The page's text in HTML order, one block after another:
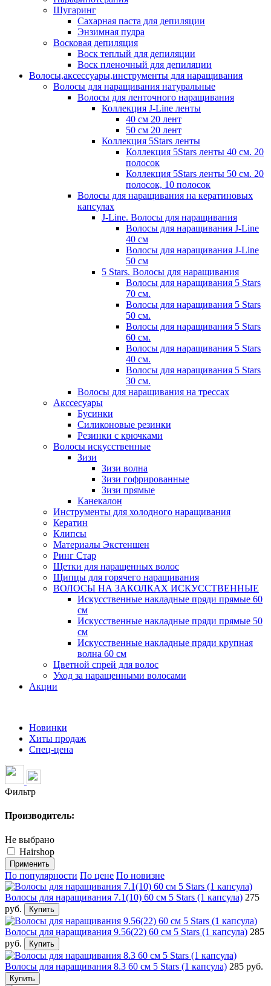
Шугаринг
Сахарная паста для депиляции
Энзимная пудра
Восковая депиляция
Воск теплый для депиляции
Воск пленочный для депиляции
Волосы,аксессуары,инструменты для наращивания
Волосы для наращивания натуральные
Волосы для ленточного наращивания
Коллекция J-Line ленты
40 см 20 лент
50 см 20 лент
Коллекция 5Stars ленты
Коллекция 5Stars ленты 40 см. 20
полосок
Коллекция 5Stars ленты 50 см. 20
полосок, 10 полосок
Волосы для наращивания на кератиновых
капсулах
J-Line. Волосы для наращивания
Волосы для наращивания J-Line
40 см
Волосы для наращивания J-Line
50 см
5 Stars. Волосы для наращивания
Волосы для наращивания 5 Stars
70 см.
Волосы для наращивания 5 Stars
50 см.
Волосы для наращивания 5 Stars
60 см.
Волосы для наращивания 5 Stars
40 см.
Волосы для наращивания 5 Stars
30 см.
Волосы для наращивания на трессах
Акссесуары
Бусинки
Силиконовые резинки
Резинки с крючками
Волосы искусственные
Зизи
Зизи волна
Зизи гофрированные
Зизи прямые
Канекалон
Инструменты для холодного наращивания
Кератин
Клипсы
Материалы Экстеншен
Ринг Стар
Щетки для наращенных волос
Щипцы для горячего наращивания
ВОЛОСЫ НА ЗАКОЛКАХ ИСКУССТВЕННЫЕ
Искусственные накладные пряди прямые 60
см
Искусственные накладные пряди прямые 50
см
Искусственные накладные пряди крупная
волна 60 см
Цветной спрей для волос
Уход за наращенными волосами
Акции
Новинки
Хиты продаж
Спец-цена
Фильтр
Производитель:
Не выбрано
Hairshop
Применить
По популярности По цене По новизне
Волосы для наращивания 7.1(10) 60 см 5 Stars (1 капсула) 275
руб.
Купить
Волосы для наращивания 9.56(22) 60 см 5 Stars (1 капсула) 285
руб.
Купить
Волосы для наращивания 8.3 60 см 5 Stars (1 капсула) 285 руб.
Купить